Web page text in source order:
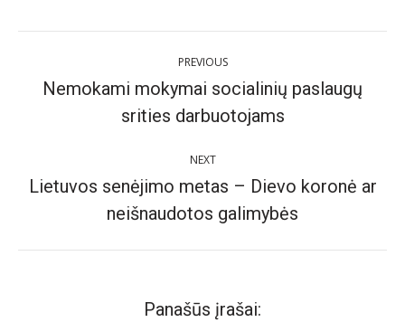
navigation
PREVIOUS
Previous
post:
Nemokami mokymai socialinių paslaugų
srities darbuotojams
NEXT
Next
post:
Lietuvos senėjimo metas – Dievo koronė ar
neišnaudotos galimybės
Panašūs įrašai: